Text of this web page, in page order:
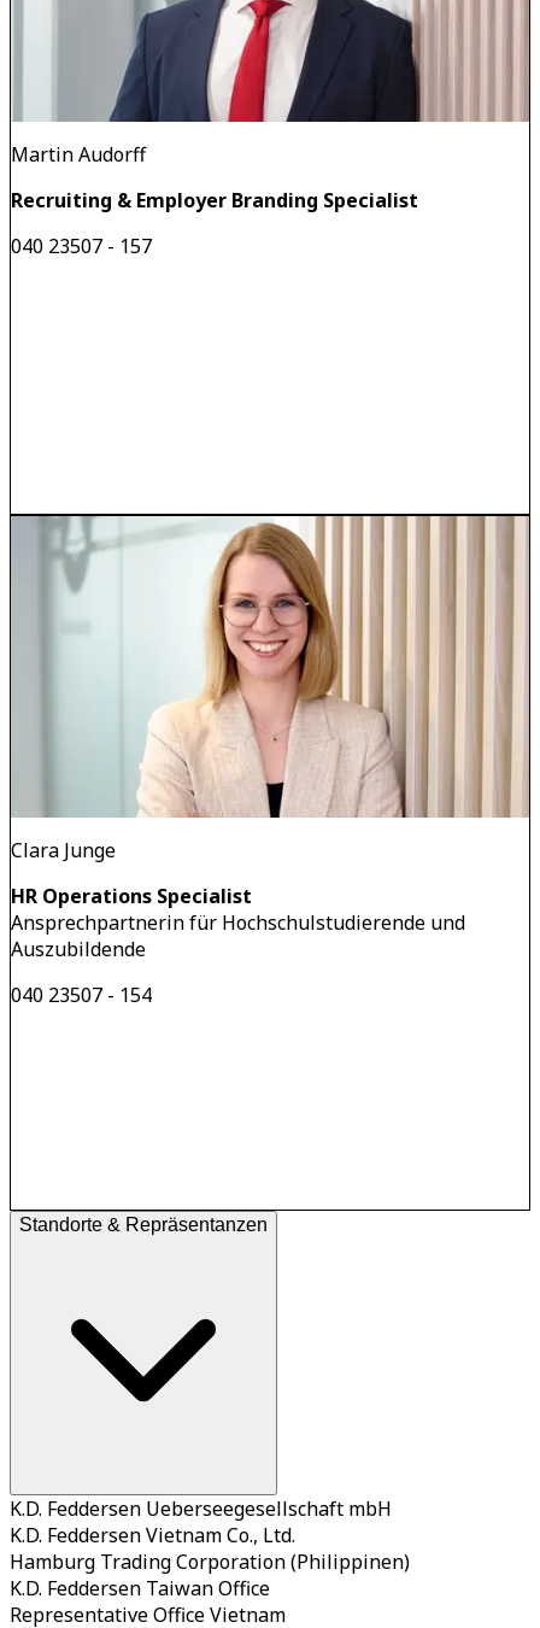
Martin Audorff
Recruiting & Employer Branding Specialist
040 23507 - 157
Clara Junge
HR Operations Specialist
Ansprechpartnerin für Hochschulstudierende und
Auszubildende
040 23507 - 154
Standorte & Repräsentanzen
K.D. Feddersen Ueberseegesellschaft mbH
K.D. Feddersen Vietnam Co., Ltd.
Hamburg Trading Corporation (Philippinen)
K.D. Feddersen Taiwan Office
Representative Office Vietnam